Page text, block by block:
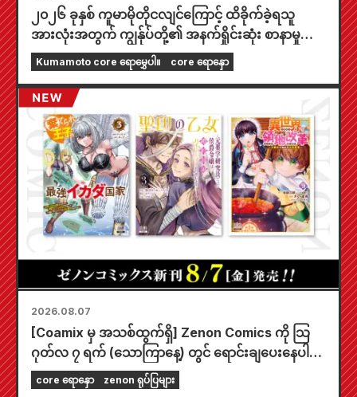
၂၀၂၆ ခုနှစ် ကူမာမိုတိုငလျင်ကြောင့် ထိခိုက်ခဲ့ရသူ
အားလုံးအတွက် ကျွန်ုပ်တို့၏ အနက်ရှိုင်းဆုံး စာနာမှုကို
ဖော်ပြအပ်ပါသည်။
Kumamoto core ရောမွှေပါ။ core ရောနှော
2026.08.07
[Coamix မှ အသစ်ထွက်ရှိ] Zenon Comics ကို သြ
ဂုတ်လ ၇ ရက် (သောကြာနေ့) တွင် ရောင်းချပေးနေပါ
ပြီ။
core ရောနှော zenon ရုပ်ပြများ